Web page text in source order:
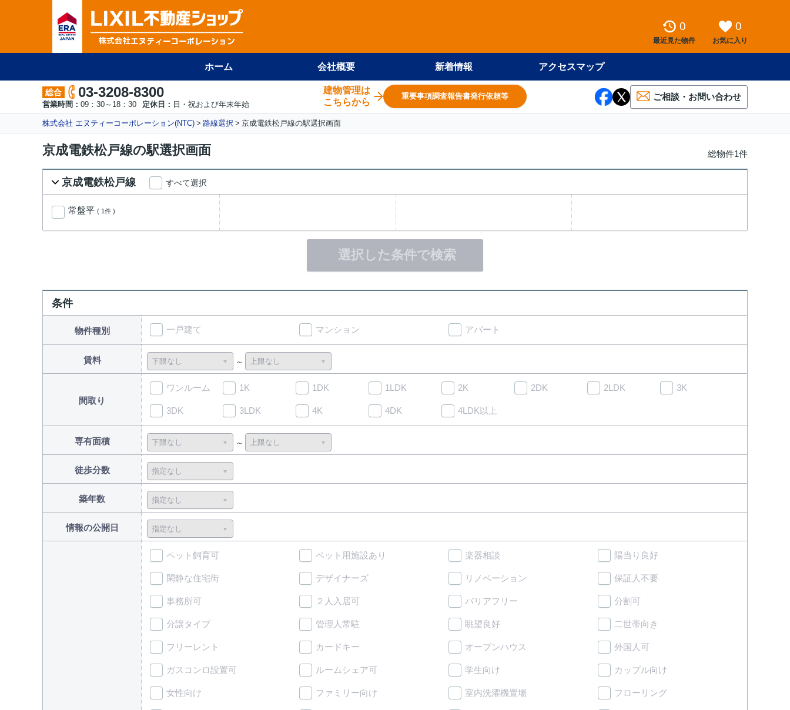
0
最近見た物件
0
お気に入り
ホーム 会社概要 新着情報 アクセスマップ
総合 03-3208-8300
営業時間： 09：30～18：30 定休日： 日・祝および年末年始
建物管理は
こちらから
重要事項調査報告書発行依頼等 ご相談・お問い合わせ
株式会社 エヌティーコーポレーション(NTC) 路線選択 京成電鉄松戸線の駅選択画面
京成電鉄松戸線の駅選択画面 総物件1件
京成電鉄松戸線 すべて選択
常盤平 ( 1件 )
選択した条件で検索
条件
物件種別 一戸建て マンション アパート
賃料
間取り
ワンルーム 1K 1DK 1LDK 2K 2DK 2LDK 3K
3DK 3LDK 4K 4DK 4LDK以上
専有面積
徒歩分数
築年数
情報の公開日
ペット飼育可 ペット用施設あり 楽器相談 陽当り良好
閑静な住宅街 デザイナーズ リノベーション 保証人不要
事務所可 ２人入居可 バリアフリー 分割可
分譲タイプ 管理人常駐 眺望良好 二世帯向き
フリーレント カードキー オープンハウス 外国人可
ガスコンロ設置可 ルームシェア可 学生向け カップル向け
女性向け ファミリー向け 室内洗濯機置場 フローリング